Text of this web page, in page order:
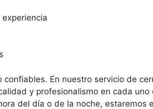
En nuestro servicio de
y profesionalismo en cada uno
del día o de la noche, estaremos